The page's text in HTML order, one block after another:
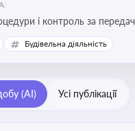
і контроль за
комунального майна в
публічного майна
Будівельна діяльність
(AI) Усі публікації